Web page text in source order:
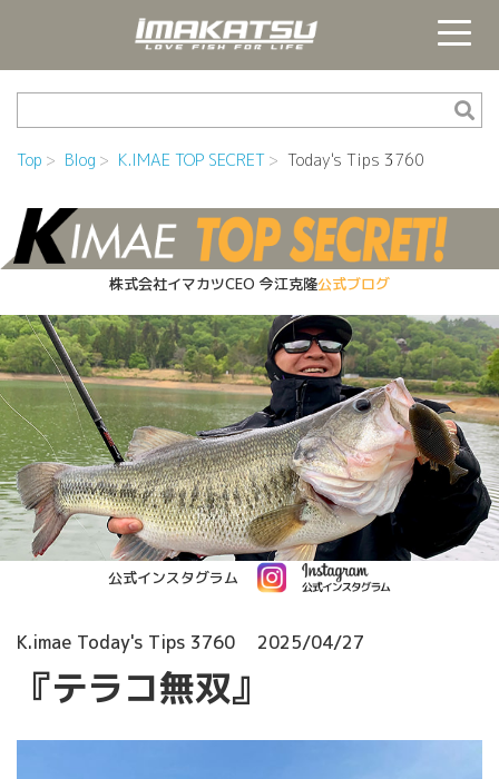
Top Blog K.IMAE TOP SECRET Today's Tips 3760
株式会社イマカツCEO 今江克隆公式ブログ
公式インスタグラム
K.imae Today's Tips 3760 2025/04/27
『テラコ無双』